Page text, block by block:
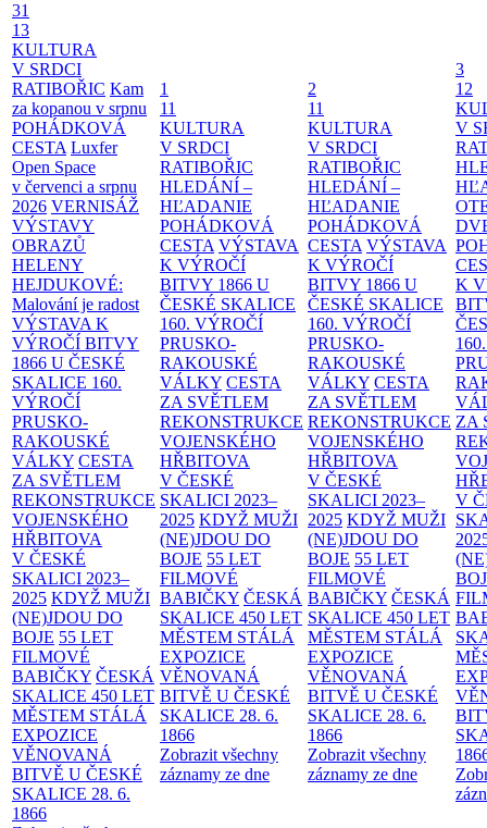
31
13
KULTURA
V SRDCI
RATIBOŘIC Kam
za kopanou v srpnu
POHÁDKOVÁ
CESTA Luxfer
Open Space
v červenci a srpnu
2026 VERNISÁŽ
VÝSTAVY
OBRAZŮ
HELENY
HEJDUKOVÉ:
Malování je radost
VÝSTAVA K
VÝROČÍ BITVY
1866 U ČESKÉ
SKALICE 160.
VÝROČÍ
PRUSKO-
RAKOUSKÉ
VÁLKY CESTA
ZA SVĚTLEM
REKONSTRUKCE
VOJENSKÉHO
HŘBITOVA
V ČESKÉ
SKALICI 2023–
2025 KDYŽ MUŽI
(NE)JDOU DO
BOJE 55 LET
FILMOVÉ
BABIČKY ČESKÁ
SKALICE 450 LET
MĚSTEM STÁLÁ
EXPOZICE
VĚNOVANÁ
BITVĚ U ČESKÉ
SKALICE 28. 6.
1866
1
11
KULTURA
V SRDCI
RATIBOŘIC
HLEDÁNÍ –
HĽADANIE
POHÁDKOVÁ
CESTA VÝSTAVA
K VÝROČÍ
BITVY 1866 U
ČESKÉ SKALICE
160. VÝROČÍ
PRUSKO-
RAKOUSKÉ
VÁLKY CESTA
ZA SVĚTLEM
REKONSTRUKCE
VOJENSKÉHO
HŘBITOVA
V ČESKÉ
SKALICI 2023–
2025 KDYŽ MUŽI
(NE)JDOU DO
BOJE 55 LET
FILMOVÉ
BABIČKY ČESKÁ
SKALICE 450 LET
MĚSTEM STÁLÁ
EXPOZICE
VĚNOVANÁ
BITVĚ U ČESKÉ
SKALICE 28. 6.
1866
Zobrazit všechny
záznamy ze dne
2
11
KULTURA
V SRDCI
RATIBOŘIC
HLEDÁNÍ –
HĽADANIE
POHÁDKOVÁ
CESTA VÝSTAVA
K VÝROČÍ
BITVY 1866 U
ČESKÉ SKALICE
160. VÝROČÍ
PRUSKO-
RAKOUSKÉ
VÁLKY CESTA
ZA SVĚTLEM
REKONSTRUKCE
VOJENSKÉHO
HŘBITOVA
V ČESKÉ
SKALICI 2023–
2025 KDYŽ MUŽI
(NE)JDOU DO
BOJE 55 LET
FILMOVÉ
BABIČKY ČESKÁ
SKALICE 450 LET
MĚSTEM STÁLÁ
EXPOZICE
VĚNOVANÁ
BITVĚ U ČESKÉ
SKALICE 28. 6.
1866
Zobrazit všechny
záznamy ze dne
3
12
V
K
ZA
V